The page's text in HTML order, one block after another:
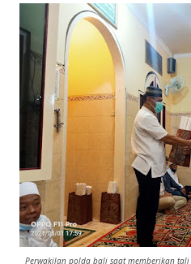
Perwakilan polda bali saat memberikan tali